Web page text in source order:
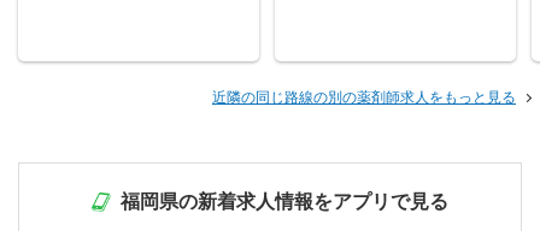
近隣の同じ路線の別の薬剤師求人をもっと見る
福岡県の新着求人情報をアプリで見る